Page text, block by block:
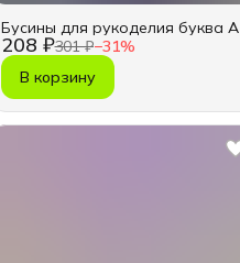
208 ₽301 ₽−31%
Бусины для рукоделия буква А
В корзину